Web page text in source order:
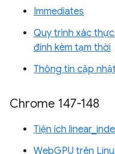
Immediates
Quy trình xác
đính kèm tạm thời
Thông tin cập
Chrome 147-148
Tiện ích
WebGPU trên